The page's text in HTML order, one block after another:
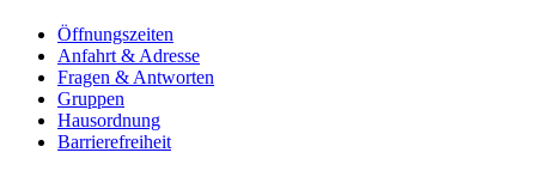
Öffnungszeiten
Anfahrt & Adresse
Fragen & Antworten
Gruppen
Hausordnung
Barrierefreiheit